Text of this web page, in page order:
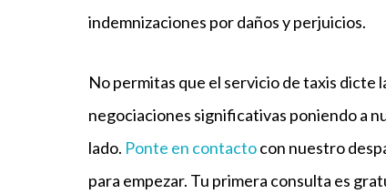
indemnizaciones por daños y perjuicios.
No permitas que el servicio de taxis dicte
negociaciones significativas poniendo a
lado. Ponte en contactocon nuestro
para empezar. Tu primera consulta es